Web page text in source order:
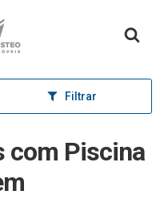
Filtrar
com Piscina